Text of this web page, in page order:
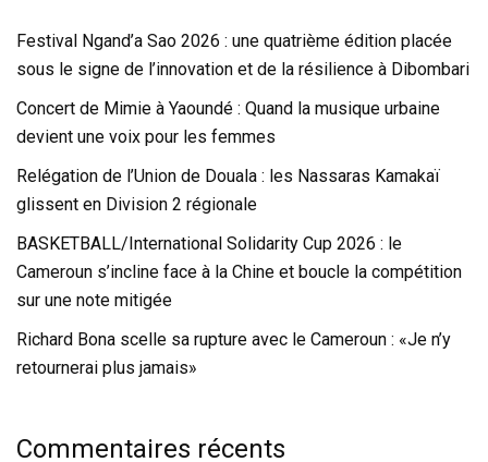
Festival Ngand’a Sao 2026 : une quatrième édition placée
sous le signe de l’innovation et de la résilience à Dibombari
Concert de Mimie à Yaoundé : Quand la musique urbaine
devient une voix pour les femmes
Relégation de l’Union de Douala : les Nassaras Kamakaï
glissent en Division 2 régionale
BASKETBALL/International Solidarity Cup 2026 : le
Cameroun s’incline face à la Chine et boucle la compétition
sur une note mitigée
Richard Bona scelle sa rupture avec le Cameroun : «Je n’y
retournerai plus jamais»
Commentaires récents